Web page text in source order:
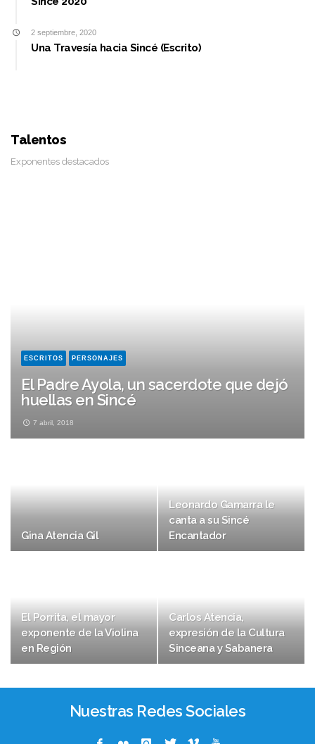
2 septiembre, 2020
Una Travesía hacia Sincé (Escrito)
Talentos
Exponentes destacados
ESCRITOS PERSONAJES
El Padre Ayola, un sacerdote que dejó
huellas en Sincé
7 abril, 2018
Gina Atencia Gil
Leonardo Gamarra le
canta a su Sincé
Encantador
El Porrita, el mayor
exponente de la Violina
en Región
Carlos Atencia,
expresión de la Cultura
Sinceana y Sabanera
Nuestras Redes Sociales